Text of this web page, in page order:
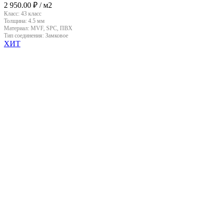
2 950.00 ₽ / м2
Класс: 43 класс
Толщина: 4.5 мм
Материал: MVF, SPC, ПВХ
Тип соединения: Замковое
ХИТ